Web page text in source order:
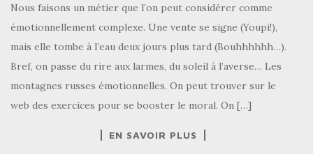
Nous faisons un métier que l’on peut considérer comme
émotionnellement complexe. Une vente se signe (Youpi!),
mais elle tombe à l’eau deux jours plus tard (Bouhhhhhh…).
Bref, on passe du rire aux larmes, du soleil à l’averse… Les
montagnes russes émotionnelles. On peut trouver sur le
web des exercices pour se booster le moral. On […]
EN SAVOIR PLUS